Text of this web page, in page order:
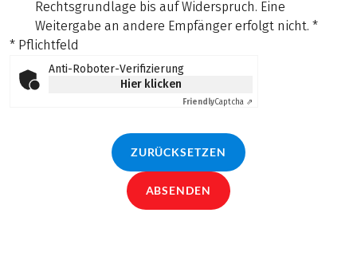
Rechtsgrundlage bis auf Widerspruch. Eine
Weitergabe an andere Empfänger erfolgt nicht. *
* Pflichtfeld
Anti-Roboter-Verifizierung
Hier klicken
FriendlyCaptcha ⇗
ZURÜCKSETZEN
ABSENDEN